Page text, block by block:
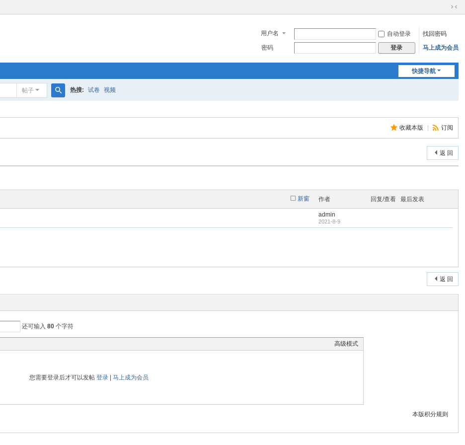
切
窄
版
用户名 自动登录
找回密码
密码
登录 马上成为会员
快捷导航
帖子
索
热搜: 试卷 视频
收藏本版 订阅
返 回
新窗 作者 回复/查看 最后发表
admin
2021-8-9
返 回
还可输入80 个字符
高级模式
您需要登录后才可以发帖 登录| 马上成为会员
本版积分规则